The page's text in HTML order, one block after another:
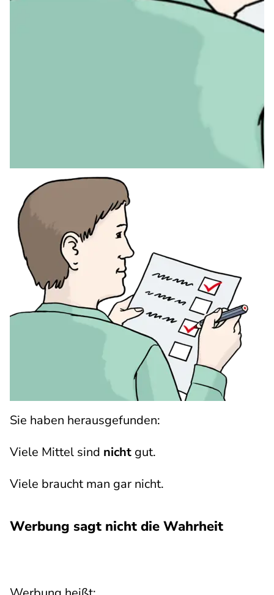
Sie haben herausgefunden:
Viele Mittel sind nicht gut.
Viele braucht man gar nicht.
Werbung sagt nicht die Wahrheit